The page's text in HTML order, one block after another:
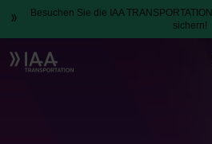
Besuchen Sie die IAA
sichern!